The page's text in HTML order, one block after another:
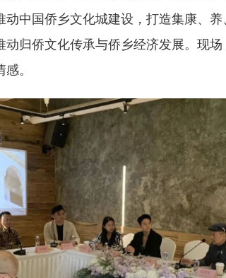
中国侨乡文化城建设，打造集康、
归侨文化传承与侨乡经济发展。现
。